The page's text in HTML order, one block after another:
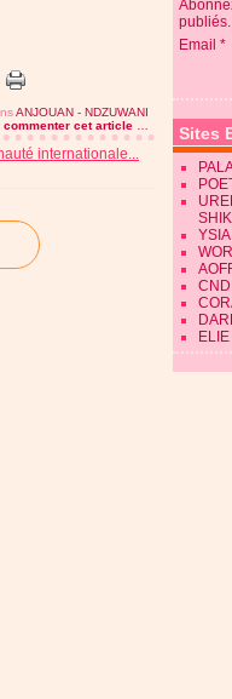
ANJOUAN - NDZUWANI
commenter cet article
internationale...
publiés.
Email
Sites
YSIA